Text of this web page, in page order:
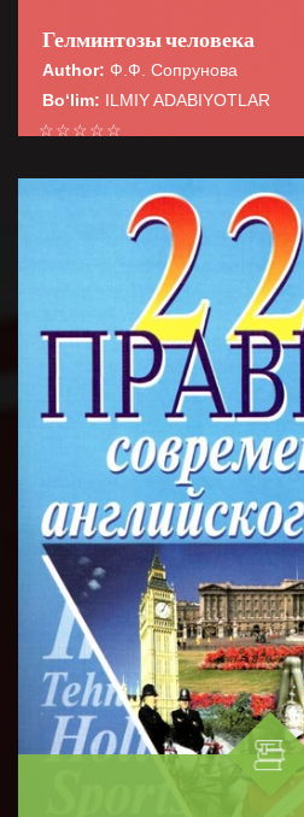
Гелминтозы человека
Author: Ф.Ф. Сопрунова
Bo‘lim: ILMIY ADABIYOTLAR
☆
☆
☆
☆
☆
В монографии освещены
гельминтологии, обще»
сероэпидемиолопш и
BATAFSIL...